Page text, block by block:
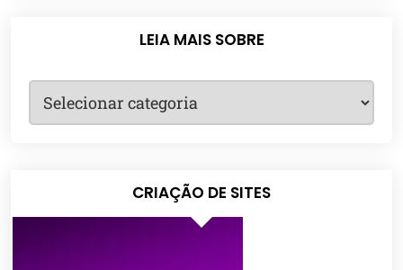
LEIA MAIS SOBRE
CRIAÇÃO DE SITES